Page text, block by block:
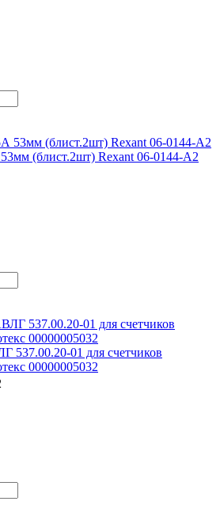
(блист.2шт) Rexant 06-0144-A2
537.00.20-01 для счетчиков
00000005032